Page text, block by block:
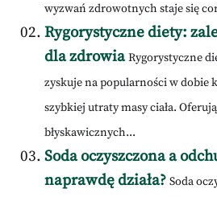
wyzwań zdrowotnych staje się
Rygorystyczne diety:
dla zdrowia Rygorystyczne
zyskuje na popularności w dobie
szybkiej utraty masy ciała.
błyskawicznych...
Soda oczyszczona a
naprawdę działa? Soda